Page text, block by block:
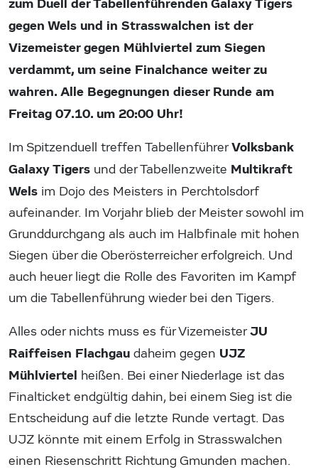
zum Duell der Tabellenführenden Galaxy Tigers
gegen Wels und in Strasswalchen ist der
Vizemeister gegen Mühlviertel zum Siegen
verdammt, um seine Finalchance weiter zu
wahren. Alle Begegnungen dieser Runde am
Freitag 07.10. um 20:00 Uhr!
Im Spitzenduell treffen TabellenführerVolksbank
Galaxy Tigers und der Tabellenzweite Multikraft
Wels im Dojo des Meisters in Perchtolsdorf
aufeinander. Im Vorjahr blieb der Meister sowohl im
Grunddurchgang als auch im Halbfinale mit hohen
Siegen über die Oberösterreicher erfolgreich. Und
auch heuer liegt die Rolle des Favoriten im Kampf
um die Tabellenführung wieder bei den Tigers.
Alles oder nichts muss es für VizemeisterJU
Raiffeisen Flachgau daheim gegen UJZ
Mühlviertel heißen. Bei einer Niederlage ist das
Finalticket endgültig dahin, bei einem Sieg ist die
Entscheidung auf die letzte Runde vertagt. Das
UJZ könnte mit einem Erfolg in Strasswalchen
einen Riesenschritt Richtung Gmunden machen.